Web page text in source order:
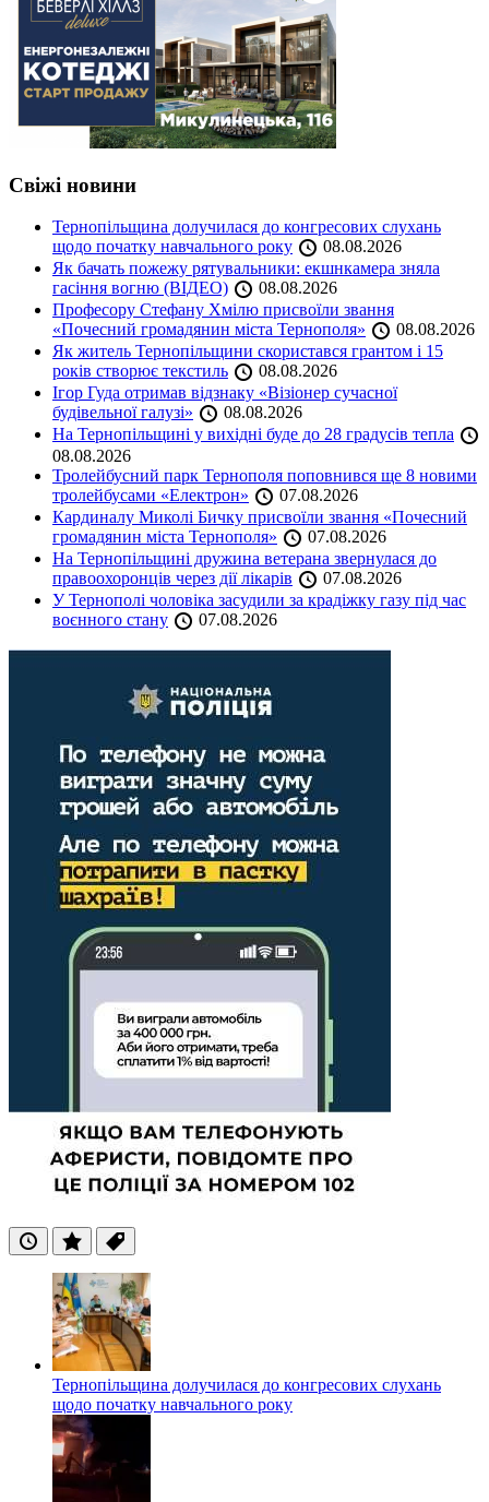
Свіжі новини
Тернопільщина долучилася до конгресових слухань
щодо початку навчального року
08.08.2026
Як бачать пожежу рятувальники: екшнкамера зняла
гасіння вогню (ВІДЕО)
08.08.2026
Професору Стефану Хмілю присвоїли звання
«Почесний громадянин міста Тернополя»
08.08.2026
Як житель Тернопільщини скористався грантом і 15
років створює текстиль
08.08.2026
Ігор Гуда отримав відзнаку «Візіонер сучасної
будівельної галузі»
08.08.2026
На Тернопільщині у вихідні буде до 28 градусів тепла
08.08.2026
Тролейбусний парк Тернополя поповнився ще 8 новими
тролейбусами «Електрон»
07.08.2026
Кардиналу Миколі Бичку присвоїли звання «Почесний
громадянин міста Тернополя»
07.08.2026
На Тернопільщині дружина ветерана звернулася до
правоохоронців через дії лікарів
07.08.2026
У Тернополі чоловіка засудили за крадіжку газу під час
воєнного стану
07.08.2026
ОстанніПопулярні
Теги
Тернопільщина долучилася до конгресових слухань
щодо початку навчального року